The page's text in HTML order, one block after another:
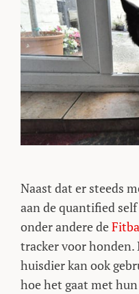
Naast dat er steeds
aan de quantified
onder andere de
tracker voor honden.
huisdier kan ook
hoe het gaat met hun